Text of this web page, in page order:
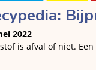
2022
is afval of niet.